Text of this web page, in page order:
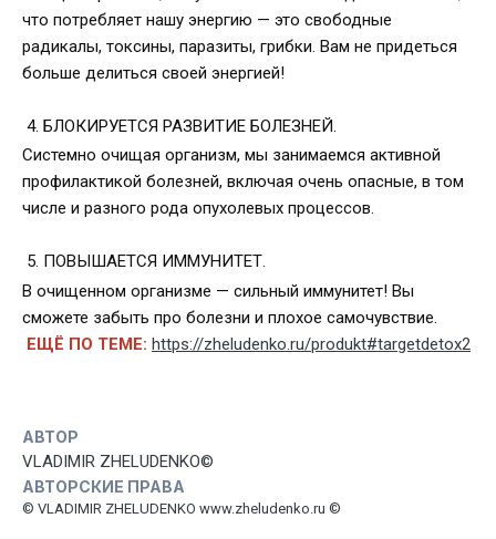
что потребляет нашу энергию — это свободные
радикалы, токсины, паразиты, грибки. Вам не придеться
больше делиться своей энергией!
4. БЛОКИРУЕТСЯ РАЗВИТИЕ БОЛЕЗНЕЙ.
Системно очищая организм, мы занимаемся активной
профилактикой болезней, включая очень опасные, в том
числе и разного рода опухолевых процессов.
5. ПОВЫШАЕТСЯ ИММУНИТЕТ.
В очищенном организме — сильный иммунитет! Вы
сможете забыть про болезни и плохое самочувствие.
ЕЩЁ ПО ТЕМЕ: https://zheludenko.ru/produkt#targetdetox2
АВТОР
VLADIMIR ZHELUDENKO©
АВТОРСКИЕ ПРАВА
© VLADIMIR ZHELUDENKO www.zheludenko.ru ©